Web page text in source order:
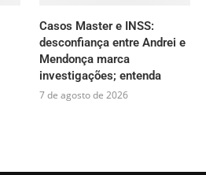
Casos Master e INSS:
desconfiança entre Andrei e
Mendonça marca
investigações; entenda
7 de agosto de 2026